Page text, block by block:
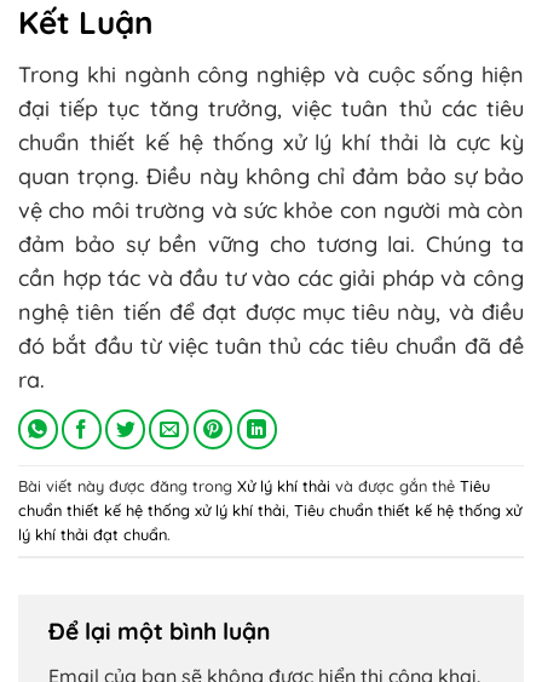
Kết Luận
Trong khi ngành công nghiệp và cuộc sống hiện
đại tiếp tục tăng trưởng, việc tuân thủ các tiêu
chuẩn thiết kế hệ thống xử lý khí thải là cực kỳ
quan trọng. Điều này không chỉ đảm bảo sự bảo
vệ cho môi trường và sức khỏe con người mà còn
đảm bảo sự bền vững cho tương lai. Chúng ta
cần hợp tác và đầu tư vào các giải pháp và công
nghệ tiên tiến để đạt được mục tiêu này, và điều
đó bắt đầu từ việc tuân thủ các tiêu chuẩn đã đề
ra.
Bài viết này được đăng trong Xử lý khí thải và được gắn thẻ Tiêu
chuẩn thiết kế hệ thống xử lý khí thải, Tiêu chuẩn thiết kế hệ thống xử
lý khí thải đạt chuẩn.
Để lại một bình luận
Email của bạn sẽ không được hiển thị công khai.